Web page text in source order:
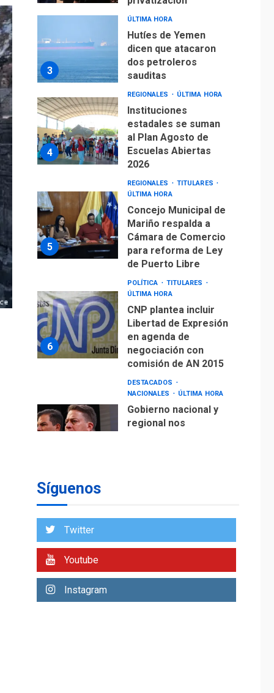
4
estadales se suman
al Plan Agosto de
Escuelas Abiertas
2026
5
ÚLTIMA HORA
Concejo Municipal de
Mariño respalda a
Cámara de Comercio
para reforma de Ley
de Puerto Libre
6
POLÍTICA
TITULARES
ÚLTIMA HORA
CNP plantea incluir
Libertad de Expresión
en agenda de
negociación con
comisión de AN 2015
7
DESTACADOS
NACIONALES
Gobierno nacional y
regional nos
respaldaron desde el
primer momento tras
terremotos del 24J
asegura Gustavo
Duque
NACIONALES
TITULARES
ÚLTIMA HORA
2
MUNDIAL DE FÚTBOL 2026
La FIFA se «disculpa»
privatización
Síguenos
Twitter
Youtube
Instagram